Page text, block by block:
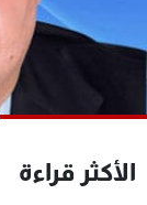
الأكثر قراءة
جدول البرامج
الترددات
عن MTV